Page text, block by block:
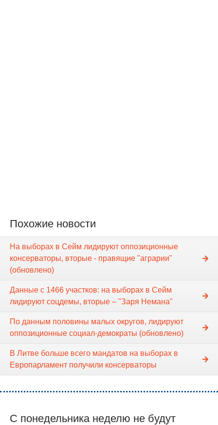
Похожие новости
На выборах в Cейм лидируют оппозиционные
консерваторы, вторые - правящие "аграрии"
(обновлено)
Данные с 1466 участков: на выборах в Сейм
лидируют соцдемы, вторые – "Заря Немана"
По данным половины малых округов, лидируют
оппозиционные социал-демократы (обновлено)
В Литве больше всего мандатов на выборах в
Европарламент получили консерваторы
С понедельника неделю не будут